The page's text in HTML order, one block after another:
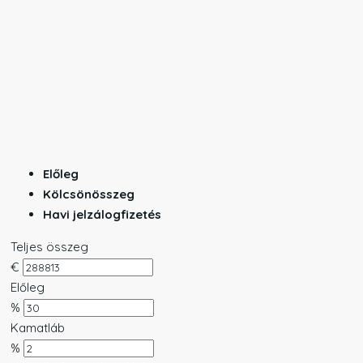
Előleg
Kölcsönösszeg
Havi jelzálogfizetés
Teljes összeg
€
Előleg
%
Kamatláb
%